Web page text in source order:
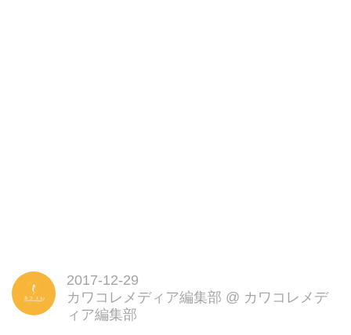
2017-12-29
カワコレメディア編集部 @ カワコレメデ
ィア編集部